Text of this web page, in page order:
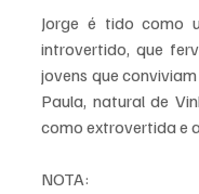
Jorge é tido como
introvertido, que
jovens que
Paula, natural de
como extrovertida e
NOTA: